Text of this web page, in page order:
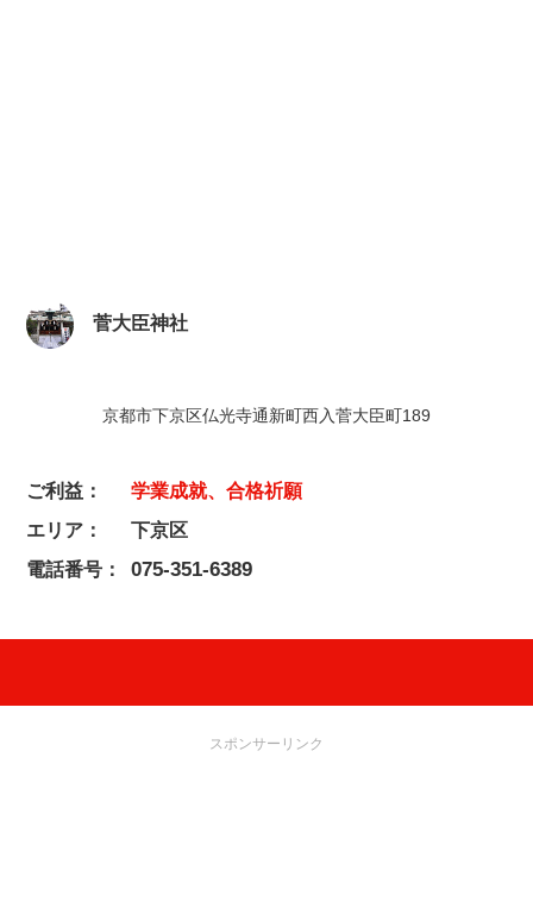
菅大臣神社
京都市下京区仏光寺通新町西入菅大臣町189
ご利益：
学業成就、合格祈願
エリア：
下京区
電話番号：
075-351-6389
スポンサーリンク